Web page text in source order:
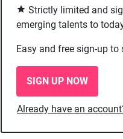
Strictly limited and
emerging talents to
Easy and free sign-up
SIGN UP NOW
Already have an